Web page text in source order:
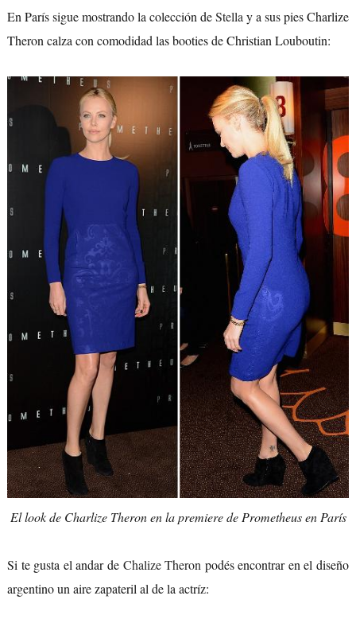
En París sigue mostrando la colección deStellay a sus pies Charlize
Theron calza con comodidad las booties de Christian Louboutin:
El look de Charlize Theron en la premiere de Prometheus en París
Si te gusta el andar de Chalize Theron podés encontrar en el diseño
argentino un aire zapateril al de la actríz: